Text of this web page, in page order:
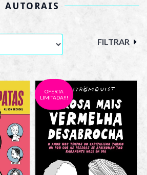
AUTORAIS
FILTRAR
OFERTA
LIMITADA!!!